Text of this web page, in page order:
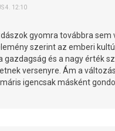
4. 12:10
gyomra továbbra sem
szerint az emberi
gazdagság és a nagy érték
versenyre. Ám a
igencsak másként